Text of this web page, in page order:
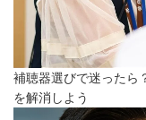
補聴器選びで迷ったら
を解消しよう